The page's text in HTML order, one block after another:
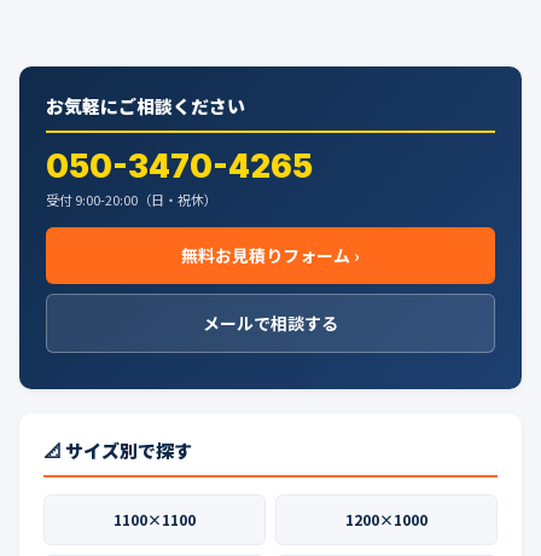
お気軽にご相談ください
050-3470-4265
受付 9:00-20:00（日・祝休）
無料お見積りフォーム ›
メールで相談する
📐 サイズ別で探す
1100×1100 1200×1000